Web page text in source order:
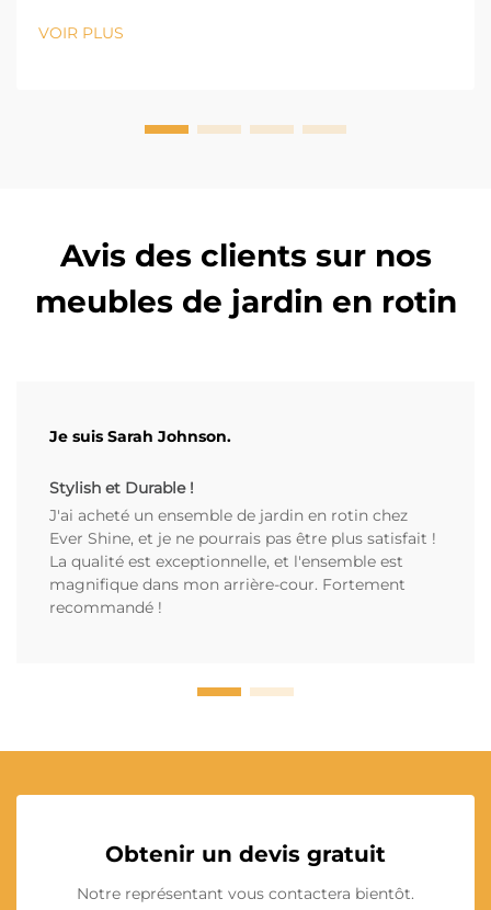
ans d'expérience dans le secteur, sait que la première
VOIR PLUS
Avis des clients sur nos
meubles de jardin en rotin
Je suis Sarah Johnson.
Stylish et Durable !
J'ai acheté un ensemble de jardin en rotin chez
Ever Shine, et je ne pourrais pas être plus satisfait !
La qualité est exceptionnelle, et l'ensemble est
magnifique dans mon arrière-cour. Fortement
recommandé !
Obtenir un devis gratuit
Notre représentant vous contactera bientôt.